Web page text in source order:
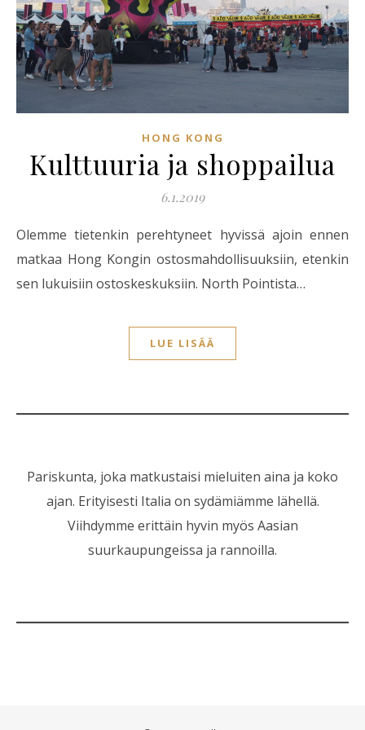
HONG KONG
Kulttuuria ja shoppailua
6.1.2019
Olemme tietenkin perehtyneet hyvissä ajoin ennen
matkaa Hong Kongin ostosmahdollisuuksiin, etenkin
sen lukuisiin ostoskeskuksiin. North Pointista…
LUE LISÄÄ
Pariskunta, joka matkustaisi mieluiten aina ja koko
ajan. Erityisesti Italia on sydämiämme lähellä.
Viihdymme erittäin hyvin myös Aasian
suurkaupungeissa ja rannoilla.